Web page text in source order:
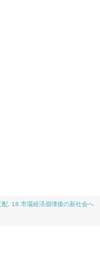
配 18.市場経済崩壊後の新社会へ